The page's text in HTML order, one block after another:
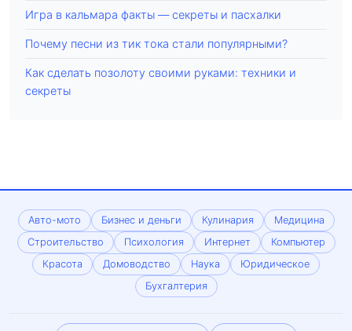
Игра в кальмара факты — секреты и пасхалки
Почему песни из тик тока стали популярными?
Как сделать позолоту своими руками: техники и
секреты
Авто-мото Бизнес и деньги Кулинария
Медицина
Строительство
Психология Интернет
Компьютер
Красота
Домоводство Наука
Юридическое
Бухгалтерия